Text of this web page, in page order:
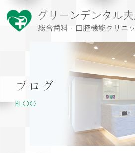
ブログ
BLOG